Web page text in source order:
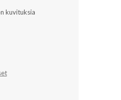
kuvituksia